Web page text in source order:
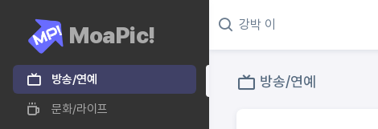
MoaPic!
방송/연예
문화/라이프
방송/연예